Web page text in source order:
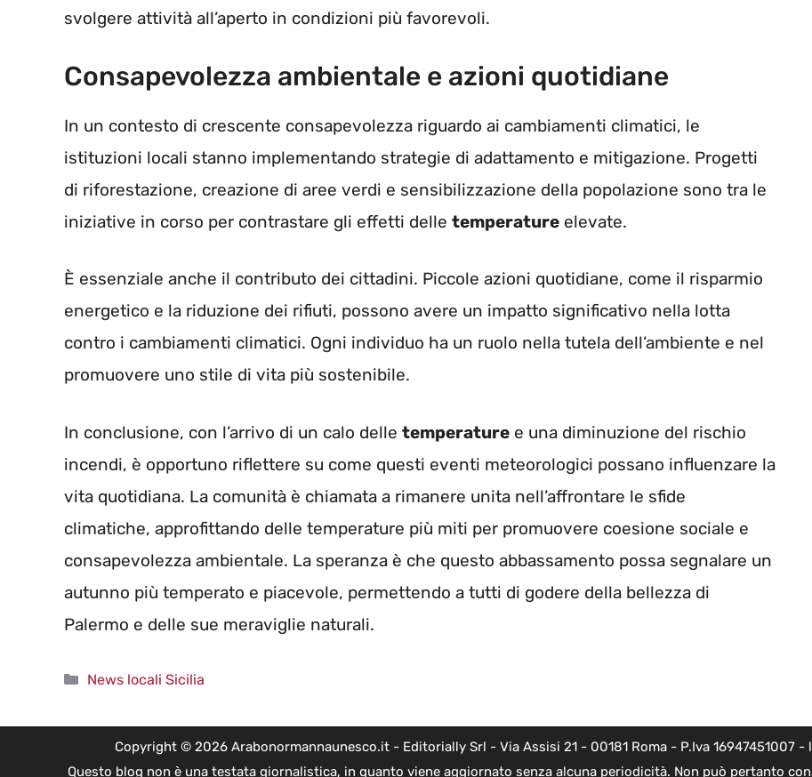
svolgere attività all’aperto in condizioni più favorevoli.
Consapevolezza ambientale e azioni quotidiane
In un contesto di crescente consapevolezza riguardo ai cambiamenti climatici, le
istituzioni locali stanno implementando strategie di adattamento e mitigazione. Progetti
di riforestazione, creazione di aree verdi e sensibilizzazione della popolazione sono tra le
iniziative in corso per contrastare gli effetti delle temperature elevate.
È essenziale anche il contributo dei cittadini. Piccole azioni quotidiane, come il risparmio
energetico e la riduzione dei rifiuti, possono avere un impatto significativo nella lotta
contro i cambiamenti climatici. Ogni individuo ha un ruolo nella tutela dell’ambiente e nel
promuovere uno stile di vita più sostenibile.
In conclusione, con l’arrivo di un calo delle temperature e una diminuzione del rischio
incendi, è opportuno riflettere su come questi eventi meteorologici possano influenzare la
vita quotidiana. La comunità è chiamata a rimanere unita nell’affrontare le sfide
climatiche, approfittando delle temperature più miti per promuovere coesione sociale e
consapevolezza ambientale. La speranza è che questo abbassamento possa segnalare un
autunno più temperato e piacevole, permettendo a tutti di godere della bellezza di
Palermo e delle sue meraviglie naturali.
Categorie
News locali Sicilia
Copyright © 2026 Arabonormannaunesco.it - Editorially Srl - Via Assisi 21 - 00181 Roma - P.Iva 16947451007
Questo blog non è una testata giornalistica, in quanto viene aggiornato senza alcuna periodicità. Non può pertanto